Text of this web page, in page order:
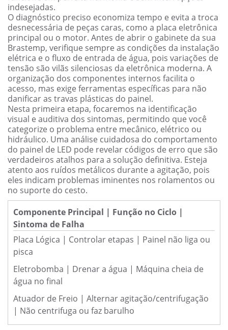
indesejadas.
O diagnóstico preciso economiza tempo e evita a troca
desnecessária de peças caras, como a placa eletrônica
principal ou o motor. Antes de abrir o gabinete da sua
Brastemp, verifique sempre as condições da instalação
elétrica e o fluxo de entrada de água, pois variações de
tensão são vilãs silenciosas da eletrônica moderna. A
organização dos componentes internos facilita o
acesso, mas exige ferramentas específicas para não
danificar as travas plásticas do painel.
Nesta primeira etapa, focaremos na identificação
visual e auditiva dos sintomas, permitindo que você
categorize o problema entre mecânico, elétrico ou
hidráulico. Uma análise cuidadosa do comportamento
do painel de LED pode revelar códigos de erro que são
verdadeiros atalhos para a solução definitiva. Esteja
atento aos ruídos metálicos durante a agitação, pois
eles indicam problemas iminentes nos rolamentos ou
no suporte do cesto.
Componente Principal | Função no Ciclo |
Sintoma de Falha
Placa Lógica | Controlar etapas | Painel não liga ou
pisca
Eletrobomba | Drenar a água | Máquina cheia de
água no final
Atuador de Freio | Alternar agitação/centrifugação
| Não centrifuga ou faz barulho